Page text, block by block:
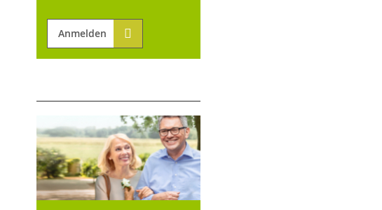
Anmelden